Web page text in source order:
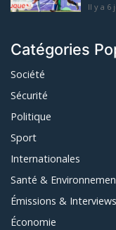
Il y a 6
Catégories
Société
Sécurité
Politique
Sport
Internationales
Santé &
Émissions & Interviews
Économie